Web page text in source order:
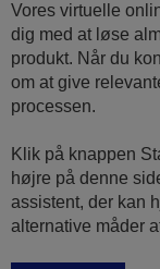
Vores virtuelle
dig med at løse
produkt. Når du
om at give
processen.
Klik på knappen
højre på denne
assistent, der kan
alternative måder